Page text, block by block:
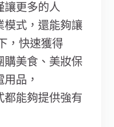
讓更多的人
模式，還能夠讓
，快速獲得
購美食、美妝保
品，
都能夠提供強有